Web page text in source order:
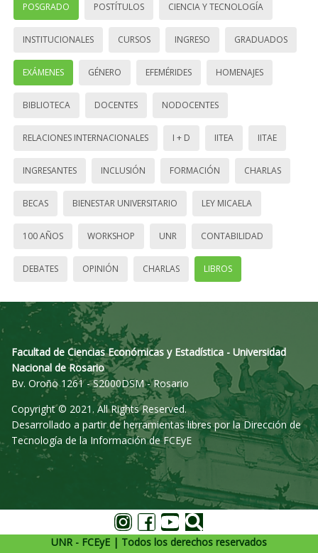
POSGRADO POSTÍTULOS CIENCIA Y TECNOLOGÍA
INSTITUCIONALES CURSOS INGRESO GRADUADOS
EXÁMENES GÉNERO EFEMÉRIDES HOMENAJES
BIBLIOTECA DOCENTES NODOCENTES
RELACIONES INTERNACIONALES I + D IITEA IITAE
INGRESANTES INCLUSIÓN FORMACIÓN CHARLAS
BECAS BIENESTAR UNIVERSITARIO LEY MICAELA
100 AÑOS WORKSHOP UNR CONTABILIDAD
DEBATES OPINIÓN CHARLAS LIBROS
Facultad de Ciencias Económicas y Estadística - Universidad
Nacional de Rosario
Bv. Oroño 1261 - S2000DSM - Rosario
Copyright © 2021. All Rights Reserved.
Desarrollado a partir de herramientas libres por la Dirección de
Tecnología de la Información de FCEyE
UNR - FCEyE | Todos los derechos reservados